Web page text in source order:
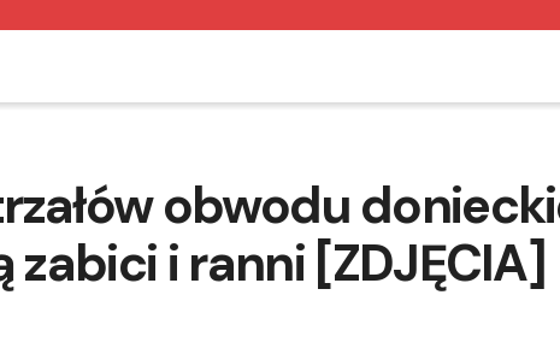
obwodu
zabici i ranni [ZDJĘCIA]